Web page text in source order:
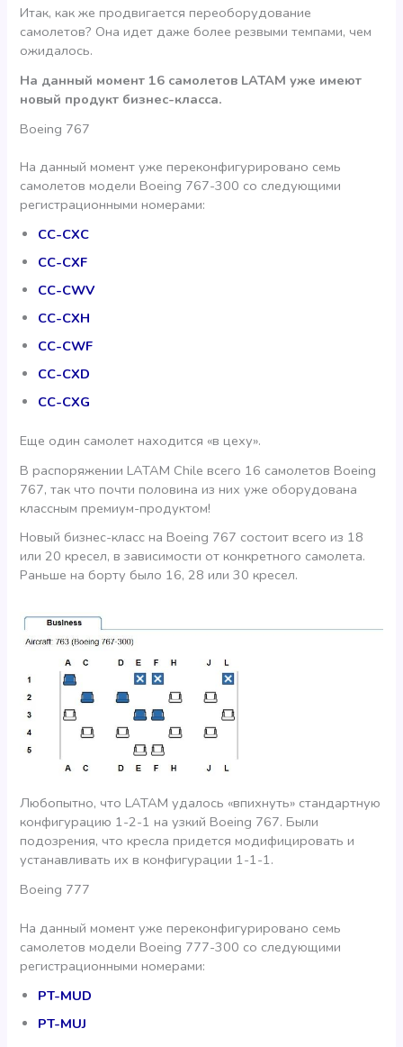
Итак, как же продвигается переоборудование
самолетов? Она идет даже более резвыми темпами, чем
ожидалось.
На данный момент 16 самолетов LATAM уже имеют
новый продукт бизнес-класса.
Boeing 767
На данный момент уже переконфигурировано семь
самолетов модели Boeing 767-300 со следующими
регистрационными номерами:
CC-CXC
CC-CXF
CC-CWV
CC-CXH
CC-CWF
CC-CXD
CC-CXG
Еще один самолет находится «в цеху».
В распоряжении LATAM Chile всего 16 самолетов Boeing
767, так что почти половина из них уже оборудована
классным премиум-продуктом!
Новый бизнес-класс на Boeing 767 состоит всего из 18
или 20 кресел, в зависимости от конкретного самолета.
Раньше на борту было 16, 28 или 30 кресел.
Любопытно, что LATAM удалось «впихнуть» стандартную
конфигурацию 1-2-1 на узкий Boeing 767. Были
подозрения, что кресла придется модифицировать и
устанавливать их в конфигурации 1-1-1.
Boeing 777
На данный момент уже переконфигурировано семь
самолетов модели Boeing 777-300 со следующими
регистрационными номерами:
PT-MUD
PT-MUJ